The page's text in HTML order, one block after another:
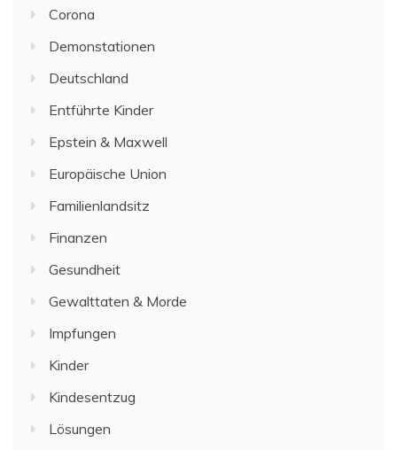
Corona
Demonstationen
Deutschland
Entführte Kinder
Epstein & Maxwell
Europäische Union
Familienlandsitz
Finanzen
Gesundheit
Gewalttaten & Morde
Impfungen
Kinder
Kindesentzug
Lösungen